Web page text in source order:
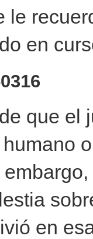
le
en
que el
en